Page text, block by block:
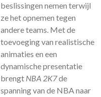
beslissingen nemen terwijl
ze het opnemen tegen
andere teams. Met de
toevoeging van realistische
animaties en een
dynamische presentatie
brengt NBA 2K7de
spanning van de NBA naar